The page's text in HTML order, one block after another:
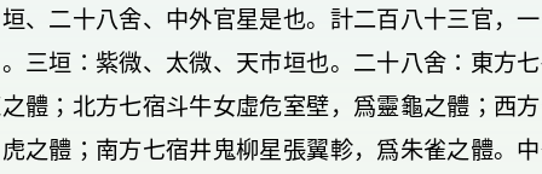
、二十八舍、中外官星是也。計二百八十三官，
三垣：紫微、太微、天市垣也。二十八舍：東方
體；北方七宿斗牛女虛危室壁，爲靈龜之體；西
之體；南方七宿井鬼柳星張翼軫，爲朱雀之體。